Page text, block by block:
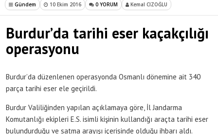
Gündem 10 Ekim 2016 0 YORUM Kemal CIZOĞLU
Burdur’da tarihi eser kaçakçılığı
operasyonu
Burdur’da düzenlenen operasyonda Osmanlı dönemine ait 340
parça tarihi eser ele geçirildi.
Burdur Valiliğinden yapılan açıklamaya göre, İl Jandarma
Komutanlığı ekipleri E.S. isimli kişinin kullandığı araçta tarihi eser
bulundurduğu ve satma arayışı içerisinde olduğu ihbarı aldı.